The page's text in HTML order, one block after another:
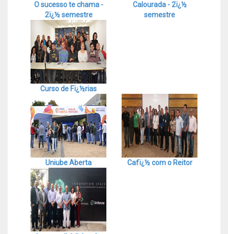
O sucesso te chama -
2ï¿½ semestre
Calourada - 2ï¿½
semestre
Curso de Fï¿½rias
Uniube Aberta Cafï¿½ com o Reitor